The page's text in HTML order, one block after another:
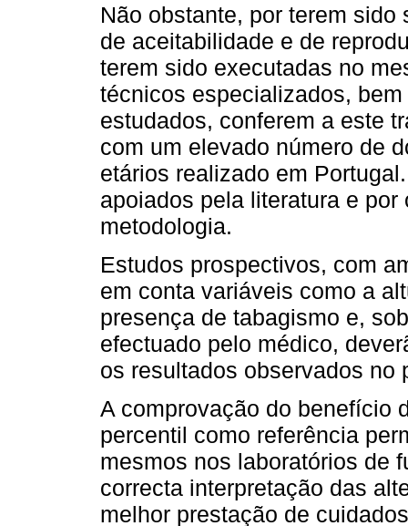
Não obstante, por terem
de aceitabilidade e de
terem sido executadas no
técnicos especializados,
estudados, conferem a este
com um elevado número de
etários realizado em
apoiados pela literatura e
metodologia.
Estudos prospectivos, com
em conta variáveis como a
presença de tabagismo e,
efectuado pelo médico,
os resultados observados no
A comprovação do benefício
percentil como referência
mesmos nos laboratórios de
correcta interpretação das
melhor prestação de